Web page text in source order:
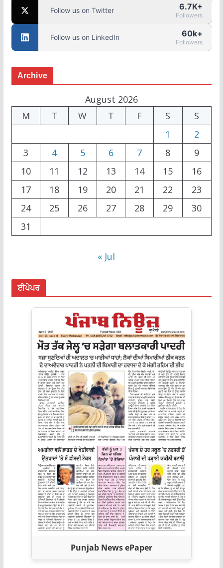
Follow us on Twitter 6.7K+
Followers
Follow us on LinkedIn 60k+
Followers
Archive
August 2026
M
T W T F S
S
1
2
3
4 5 6 7 8
9
10
11 12 13 14 15
16
17
18 19 20 21 22
23
24
25 26 27 28 29
30
31
« Jul
ਈਪੇਪਰ
Punjab News ePaper